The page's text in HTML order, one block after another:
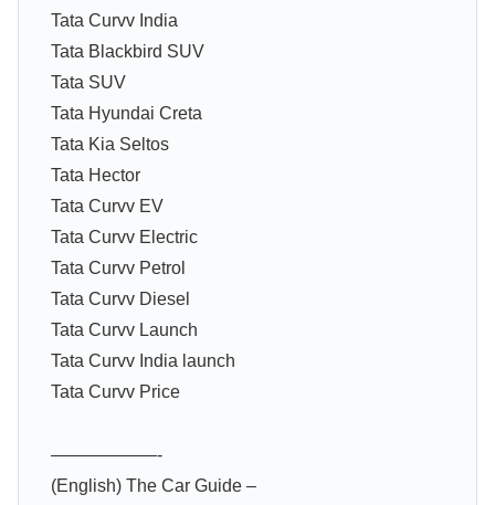
Tata Curvv India
Tata Blackbird SUV
Tata SUV
Tata Hyundai Creta
Tata Kia Seltos
Tata Hector
Tata Curvv EV
Tata Curvv Electric
Tata Curvv Petrol
Tata Curvv Diesel
Tata Curvv Launch
Tata Curvv India launch
Tata Curvv Price
——————-
(English) The Car Guide –